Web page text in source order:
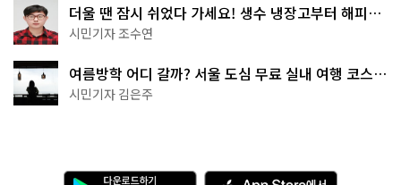
더울 땐 잠시 쉬었다 가세요! 생수 냉장고부터 해피소
·무더위쉼터까지
시민기자 조수연
여름방학 어디 갈까? 서울 도심 무료 실내 여행 코스
추천
시민기자 김은주
다 A